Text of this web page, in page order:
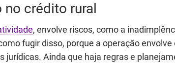
crédito rural
, envolve riscos, como a
fugir disso, porque a operação envolve
Ainda que haja regras e